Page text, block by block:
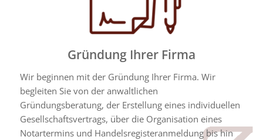
Gründung Ihrer Firma
Wir beginnen mit der Gründung Ihrer Firma. Wir
begleiten Sie von der anwaltlichen
Gründungsberatung, der Erstellung eines individuellen
Gesellschaftsvertrags, über die Organisation eines
Notartermins und Handelsregisteranmeldung bis hin